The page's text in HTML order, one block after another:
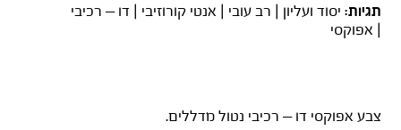
תגיות: יסוד ועליון | רב עובי | אנטי קורוזיבי | דו – רכיבי
| אפוקסי
צבע אפוקסי דו – רכיבי נטול מדללים.